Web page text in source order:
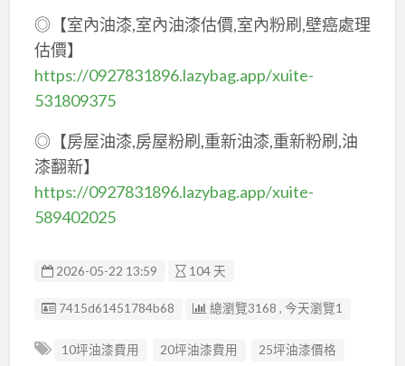
◎【室內油漆,室內油漆估價,室內粉刷,壁癌處理
估價】
https://0927831896.lazybag.app/xuite-
531809375
◎【房屋油漆,房屋粉刷,重新油漆,重新粉刷,油
漆翻新】
https://0927831896.lazybag.app/xuite-
589402025
2026-05-22 13:59 104 天
廣告编號
7415d61451784b68 總瀏覽3168 , 今天瀏覽1
10坪油漆費用 20坪油漆費用
25坪油漆價格